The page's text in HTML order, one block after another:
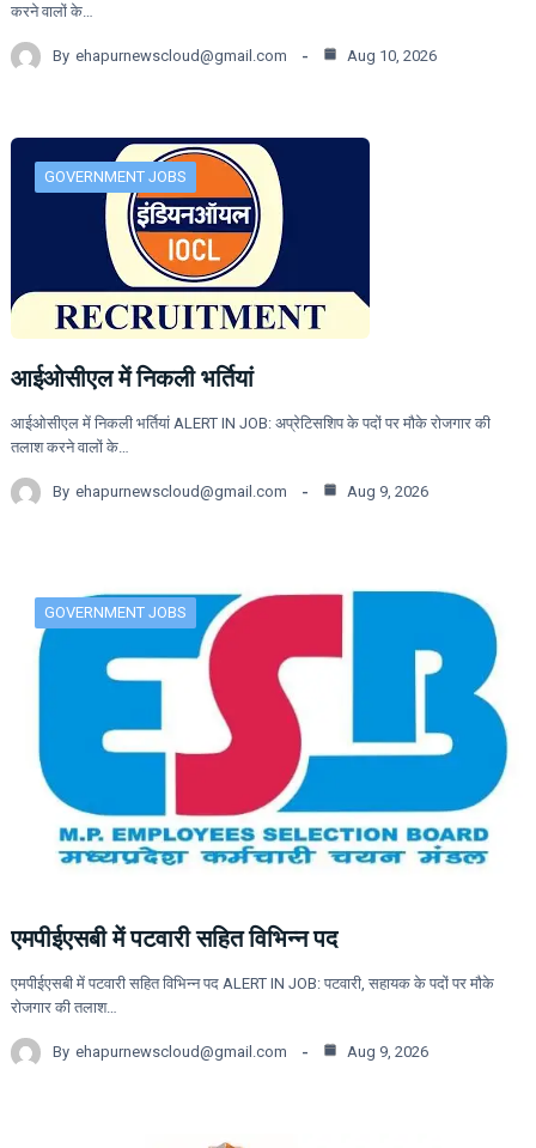
करने वालों के…
By ehapurnewscloud@gmail.com Aug 10, 2026
GOVERNMENT JOBS
आईओसीएल में निकली भर्तियां
आईओसीएल में निकली भर्तियां ALERT IN JOB: अप्रेटिसशिप के पदों पर मौके रोजगार की
तलाश करने वालों के…
By ehapurnewscloud@gmail.com Aug 9, 2026
GOVERNMENT JOBS
एमपीईएसबी में पटवारी सहित विभिन्न पद
एमपीईएसबी में पटवारी सहित विभिन्न पद ALERT IN JOB: पटवारी, सहायक के पदों पर मौके
रोजगार की तलाश…
By ehapurnewscloud@gmail.com Aug 9, 2026